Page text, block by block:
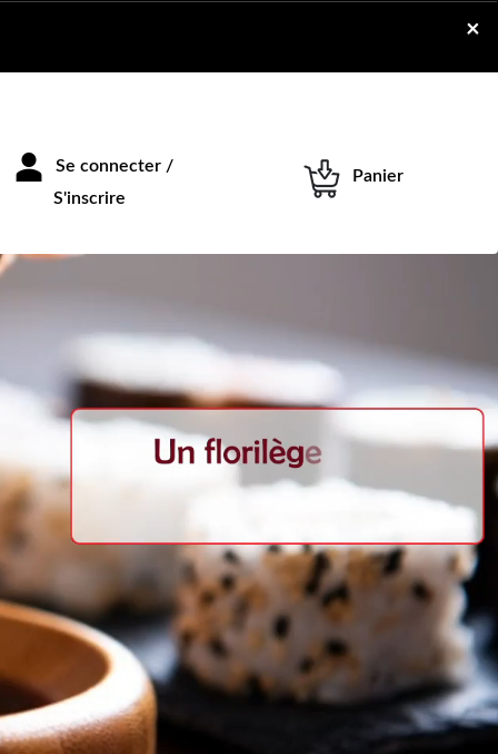
×
Se connecter /
S'inscrire
Panier